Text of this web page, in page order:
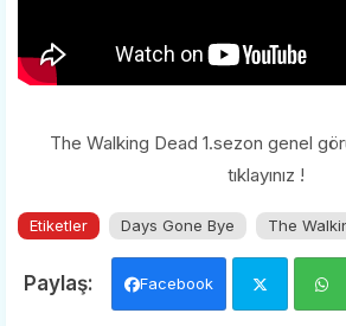
The Walking Dead 1.sezon genel
tıklayınız !
Etiketler Days Gone Bye The
Facebook